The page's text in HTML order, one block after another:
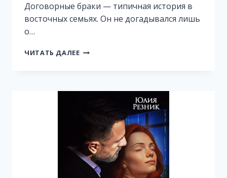
Договорные браки — типичная история в
восточных семьях. Он не догадывался лишь
о…
ЧИТАТЬ ДАЛЕЕ ИСКЛЮЧИТЕЛЬНО